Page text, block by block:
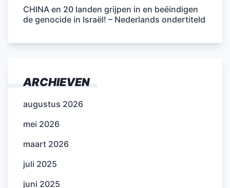
CHINA en 20 landen grijpen in en beëindigen
de genocide in Israël! – Nederlands ondertiteld
ARCHIEVEN
augustus 2026
mei 2026
maart 2026
juli 2025
juni 2025